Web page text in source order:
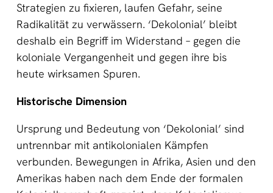
Strategien zu fixieren, laufen Gefahr, seine
Radikalität zu verwässern. ‘Dekolonial’ bleibt
deshalb ein Begriff im Widerstand – gegen die
koloniale Vergangenheit und gegen ihre bis
heute wirksamen Spuren.
Historische Dimension
Ursprung und Bedeutung von ‘Dekolonial’ sind
untrennbar mit antikolonialen Kämpfen
verbunden. Bewegungen in Afrika, Asien und den
Amerikas haben nach dem Ende der formalen